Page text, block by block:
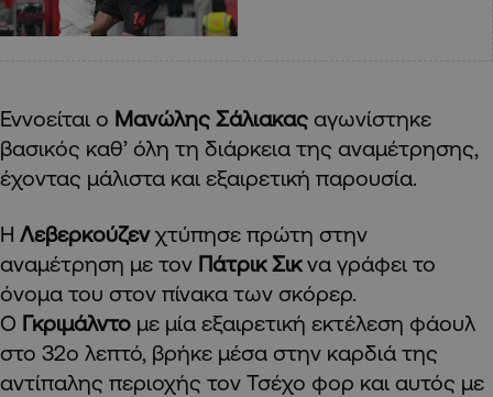
Εννοείται ο Μανώλης Σάλιακας αγωνίστηκε
βασικός καθ’ όλη τη διάρκεια της αναμέτρησης,
έχοντας μάλιστα και εξαιρετική παρουσία.
Η Λεβερκούζενχτύπησε πρώτη στην
αναμέτρηση με τον Πάτρικ Σικνα γράφει το
όνομα του στον πίνακα των σκόρερ.
Ο Γκριμάλντο με μία εξαιρετική εκτέλεση φάουλ
στο 32ο λεπτό, βρήκε μέσα στην καρδιά της
αντίπαλης περιοχής τον Τσέχο φορ και αυτός με